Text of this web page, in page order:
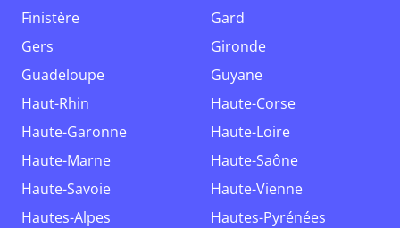
Finistère
Gard
Gers
Gironde
Guadeloupe
Guyane
Haut-Rhin
Haute-Corse
Haute-Garonne
Haute-Loire
Haute-Marne
Haute-Saône
Haute-Savoie
Haute-Vienne
Hautes-Alpes
Hautes-Pyrénées